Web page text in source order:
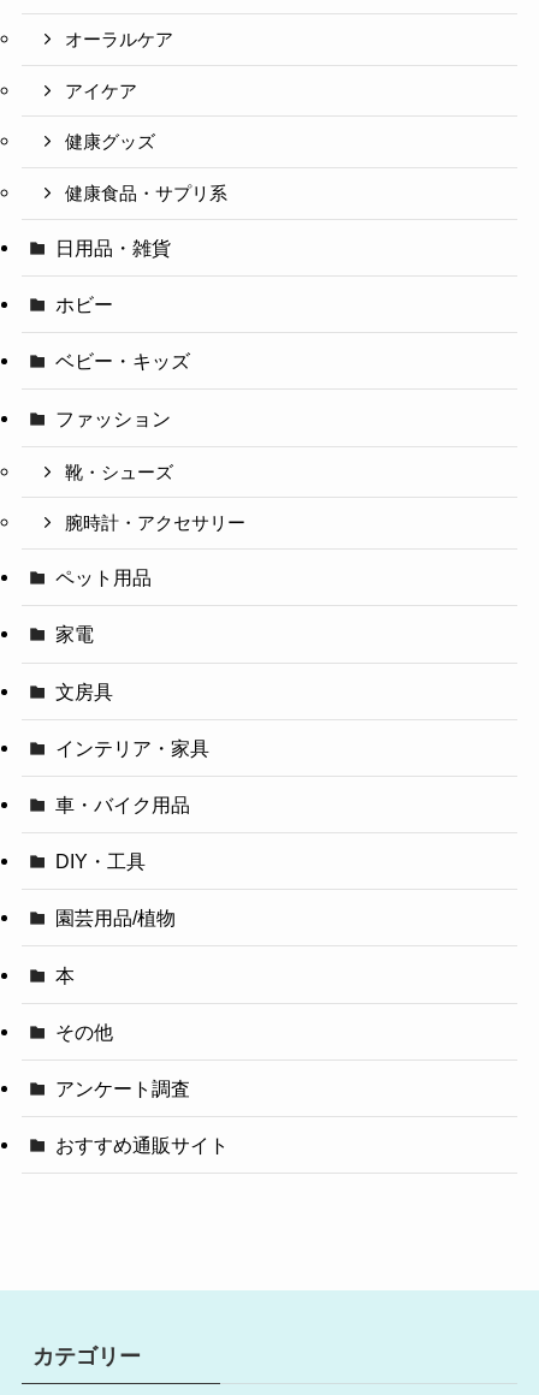
オーラルケア
アイケア
健康グッズ
健康食品・サプリ系
日用品・雑貨
ホビー
ベビー・キッズ
ファッション
靴・シューズ
腕時計・アクセサリー
ペット用品
家電
文房具
インテリア・家具
車・バイク用品
DIY・工具
園芸用品/植物
本
その他
アンケート調査
おすすめ通販サイト
カテゴリー